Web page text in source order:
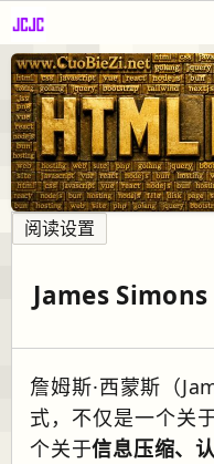
阅读设置
James Simons
詹姆斯·西蒙斯（
式，不仅是一个关
个关于信息压缩、